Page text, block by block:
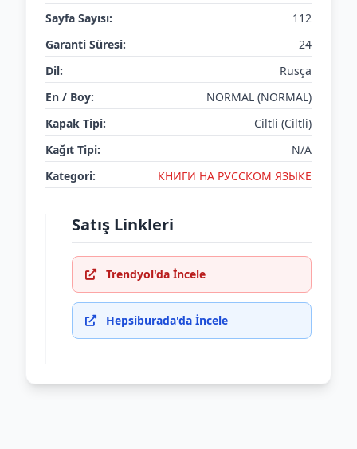
Sayfa Sayısı:
112
Garanti Süresi:
24
Dil:
Rusça
En / Boy:
NORMAL (NORMAL)
Kapak Tipi:
Ciltli (Ciltli)
Kağıt Tipi:
N/A
Kategori:
КНИГИ НА РУССКОМ ЯЗЫКЕ
Satış Linkleri
Trendyol'da İncele
Hepsiburada'da İncele